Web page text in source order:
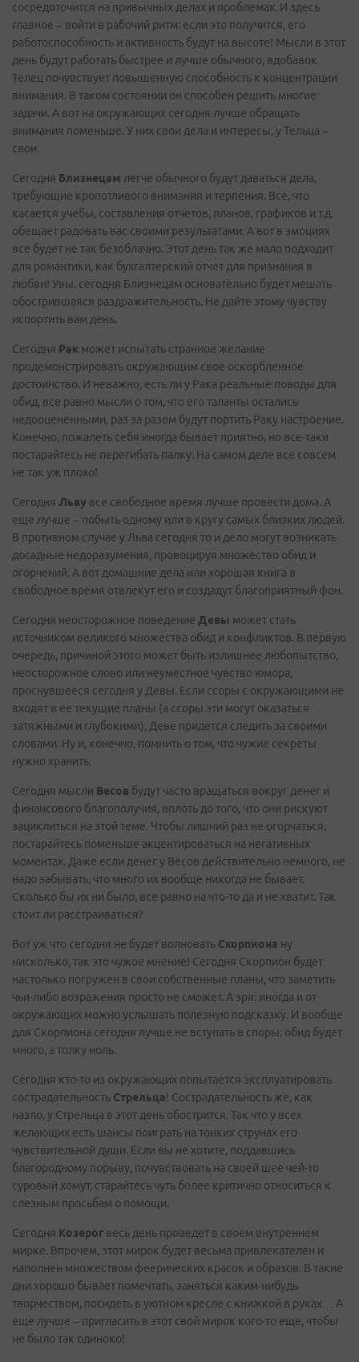
сосредоточится на привычных делах и проблемах. И здесь
главное – войти в рабочий ритм: если это получится, его
работоспособность и активность будут на высоте! Мысли в этот
день будут работать быстрее и лучше обычного, вдобавок
Телец почувствует повышенную способность к концентрации
внимания. В таком состоянии он способен решить многие
задачи. А вот на окружающих сегодня лучше обращать
внимания поменьше. У них свои дела и интересы, у Тельца –
свои.
Сегодня Близнецам легче обычного будут даваться дела,
требующие кропотливого внимания и терпения. Все, что
касается учебы, составления отчетов, планов, графиков и т.д.
обещает радовать вас своими результатами. А вот в эмоциях
все будет не так безоблачно. Этот день так же мало подходит
для романтики, как бухгалтерский отчет для признания в
любви! Увы, сегодня Близнецам основательно будет мешать
обострившаяся раздражительность. Не дайте этому чувству
испортить вам день.
Сегодня Рак может испытать странное желание
продемонстрировать окружающим свое оскорбленное
достоинство. И неважно, есть ли у Рака реальные поводы для
обид, все равно мысли о том, что его таланты остались
недооцененными, раз за разом будут портить Раку настроение.
Конечно, пожалеть себя иногда бывает приятно, но все-таки
постарайтесь не перегибать палку. На самом деле все совсем
не так уж плохо!
Сегодня Льву все свободное время лучше провести дома. А
еще лучше – побыть одному или в кругу самых близких людей.
В противном случае у Льва сегодня то и дело могут возникать
досадные недоразумения, провоцируя множество обид и
огорчений. А вот домашние дела или хорошая книга в
свободное время отвлекут его и создадут благоприятный фон.
Сегодня неосторожное поведение Девы может стать
источником великого множества обид и конфликтов. В первую
очередь, причиной этого может быть излишнее любопытство,
неосторожное слово или неуместное чувство юмора,
проснувшееся сегодня у Девы. Если ссоры с окружающими не
входят в ее текущие планы (а ссоры эти могут оказаться
затяжными и глубокими), Деве придется следить за своими
словами. Ну и, конечно, помнить о том, что чужие секреты
нужно хранить.
Сегодня мысли Весов будут часто вращаться вокруг денег и
финансового благополучия, вплоть до того, что они рискуют
зациклиться на этой теме. Чтобы лишний раз не огорчаться,
постарайтесь поменьше акцентироваться на негативных
моментах. Даже если денег у Весов действительно немного, не
надо забывать, что много их вообще никогда не бывает.
Сколько бы их ни было, все равно на что-то да и не хватит. Так
стоит ли расстраиваться?
Вот уж что сегодня не будет волновать Скорпиона ну
нисколько, так это чужое мнение! Сегодня Скорпион будет
настолько погружен в свои собственные планы, что заметить
чьи-либо возражения просто не сможет. А зря: иногда и от
окружающих можно услышать полезную подсказку. И вообще
для Скорпиона сегодня лучше не вступать в споры: обид будет
много, а толку ноль.
Сегодня кто-то из окружающих попытается эксплуатировать
сострадательность Стрельца! Сострадательность же, как
назло, у Стрельца в этот день обострится. Так что у всех
желающих есть шансы поиграть на тонких струнах его
чувствительной души. Если вы не хотите, поддавшись
благородному порыву, почувствовать на своей шее чей-то
суровый хомут, старайтесь чуть более критично относиться к
слезным просьбам о помощи.
Сегодня Козерог весь день проведет в своем внутреннем
мирке. Впрочем, этот мирок будет весьма привлекателен и
наполнен множеством феерических красок и образов. В такие
дни хорошо бывает помечтать, заняться каким-нибудь
творчеством, посидеть в уютном кресле с книжкой в руках… А
еще лучше – пригласить в этот свой мирок кого-то еще, чтобы
не было так одиноко!